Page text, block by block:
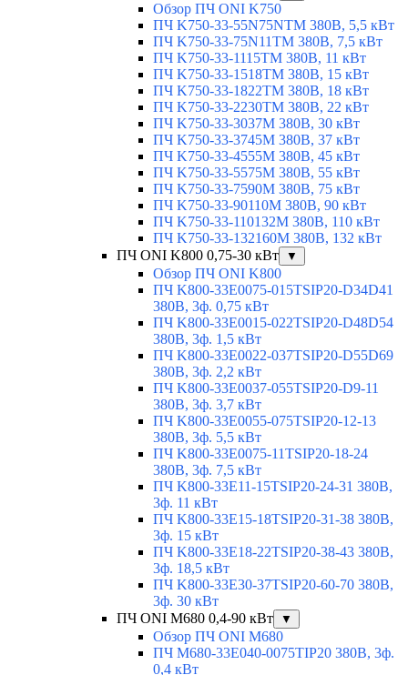
Обзор ПЧ ONI K750
ПЧ K750-33-55N75NTM 380В, 5,5 кВт
ПЧ K750-33-75N11TM 380В, 7,5 кВт
ПЧ K750-33-1115TM 380В, 11 кВт
ПЧ K750-33-1518TM 380В, 15 кВт
ПЧ K750-33-1822TM 380В, 18 кВт
ПЧ K750-33-2230TM 380В, 22 кВт
ПЧ K750-33-3037M 380В, 30 кВт
ПЧ K750-33-3745M 380В, 37 кВт
ПЧ K750-33-4555M 380В, 45 кВт
ПЧ K750-33-5575M 380В, 55 кВт
ПЧ K750-33-7590M 380В, 75 кВт
ПЧ K750-33-90110M 380В, 90 кВт
ПЧ K750-33-110132M 380В, 110 кВт
ПЧ K750-33-132160M 380В, 132 кВт
ПЧ ONI K800 0,75-30 кВт
▼
Обзор ПЧ ONI K800
ПЧ K800-33E0075-015TSIP20-D34D41
380В, 3ф. 0,75 кВт
ПЧ K800-33E0015-022TSIP20-D48D54
380В, 3ф. 1,5 кВт
ПЧ K800-33E0022-037TSIP20-D55D69
380В, 3ф. 2,2 кВт
ПЧ K800-33E0037-055TSIP20-D9-11
380В, 3ф. 3,7 кВт
ПЧ K800-33E0055-075TSIP20-12-13
380В, 3ф. 5,5 кВт
ПЧ K800-33E0075-11TSIP20-18-24
380В, 3ф. 7,5 кВт
ПЧ K800-33E11-15TSIP20-24-31 380В,
3ф. 11 кВт
ПЧ K800-33E15-18TSIP20-31-38 380В,
3ф. 15 кВт
ПЧ K800-33E18-22TSIP20-38-43 380В,
3ф. 18,5 кВт
ПЧ K800-33E30-37TSIP20-60-70 380В,
3ф. 30 кВт
ПЧ ONI M680 0,4-90 кВт
▼
Обзор ПЧ ONI M680
ПЧ M680-33E040-0075TIP20 380В, 3ф.
0,4 кВт